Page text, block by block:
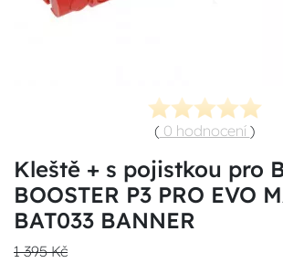
( 0 hodnocení )
Kleště + s pojistkou pro
BOOSTER P3 PRO EVO
BAT033 BANNER
1 395 Kč